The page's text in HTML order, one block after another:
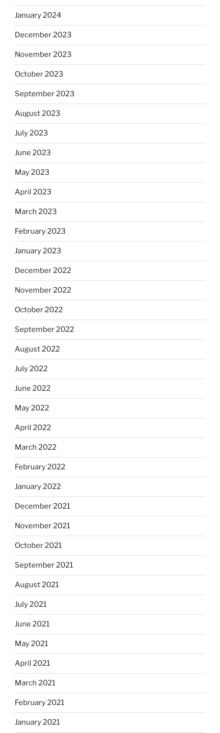
January 2024
December 2023
November 2023
October 2023
September 2023
August 2023
July 2023
June 2023
May 2023
April 2023
March 2023
February 2023
January 2023
December 2022
November 2022
October 2022
September 2022
August 2022
July 2022
June 2022
May 2022
April 2022
March 2022
February 2022
January 2022
December 2021
November 2021
October 2021
September 2021
August 2021
July 2021
June 2021
May 2021
April 2021
March 2021
February 2021
January 2021